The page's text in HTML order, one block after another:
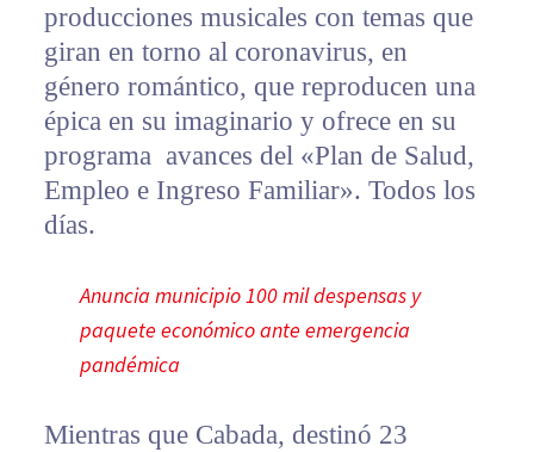
producciones musicales con temas que
giran en torno al coronavirus, en
género romántico, que reproducen una
épica en su imaginario y ofrece en su
programa avances del «Plan de Salud,
Empleo e Ingreso Familiar». Todos los
días.
Anuncia municipio 100 mil despensas y
paquete económico ante emergencia
pandémica
Mientras que Cabada, destinó 23